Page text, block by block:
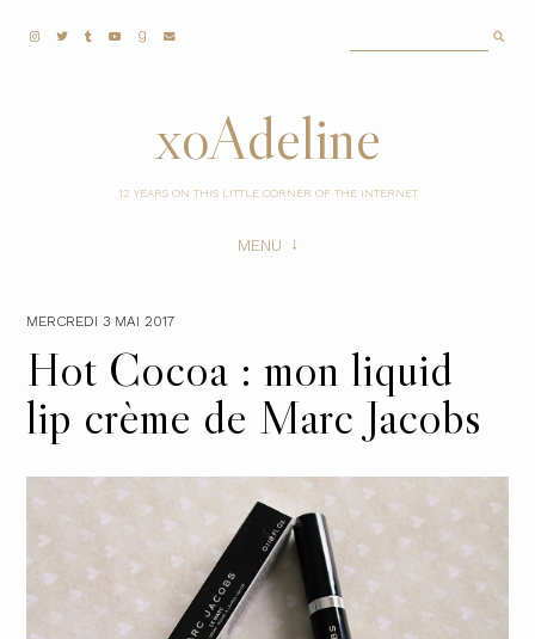
xoAdeline
12 YEARS ON THIS LITTLE CORNER OF THE INTERNET
MENU
MERCREDI 3 MAI 2017
Hot Cocoa : mon liquid
lip crème de Marc Jacobs